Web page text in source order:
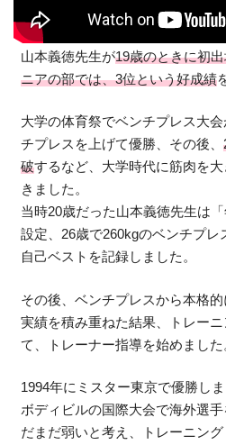
山本義徳先生が19歳のときに初
ニアの部では、3位という好成績
大学の体育祭でベンチプレス大
チプレスを上げて優勝、その後、
破するなど、大学時代に筋肉を
きました。
当時20歳だった山本義徳先生は
設定、26歳で260kgのベンチプ
自己ベストを記録しました。
その後、ベンチプレスから本格的
実績を積み重ねた結果、トレー
て、トレーナー指導を始めました
1994年にミスター東京で優勝し
ボディビルの国際大会で海外選
だまだ弱いと考え、トレーニン